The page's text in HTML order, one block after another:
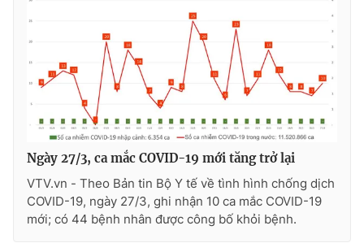
THỜI BÁO VTV
Theo dõi báo trên
Cơ quan chủ quản: Đài Truyền hình Việt Nam
Cơ quan báo chí:Thời báo VTV
Ngày 27/3, ca mắc COVID-19 mới tăng trở lại
VTV.vn - Theo Bản tin Bộ Y tế về tình hình chống dịch
COVID-19, ngày 27/3, ghi nhận 10 ca mắc COVID-19
mới; có 44 bệnh nhân được công bố khỏi bệnh.